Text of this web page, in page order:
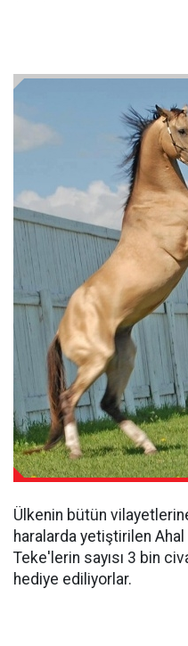
Ülkenin bütün
haralarda yetiştirilen Ahal
Teke'lerin sayısı 3 bin
hediye ediliyorlar.